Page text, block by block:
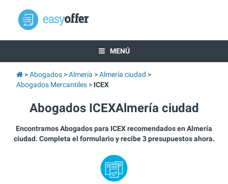
MENÚ
Abogados Almería
Almería ciudad
Abogados Mercantiles
ICEX
Abogados ICEXAlmería ciudad
Encontramos Abogados para ICEX recomendados en Almería
ciudad. Completa el formulario y recibe 3 presupuestos ahora.